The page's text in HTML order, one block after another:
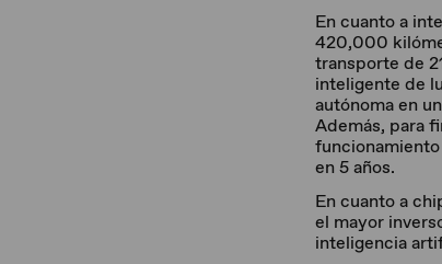
En cuanto a
420,000
transporte de
inteligente de
autónoma en
Además, para
en 5 años.
En cuanto a
el mayor
inteligencia